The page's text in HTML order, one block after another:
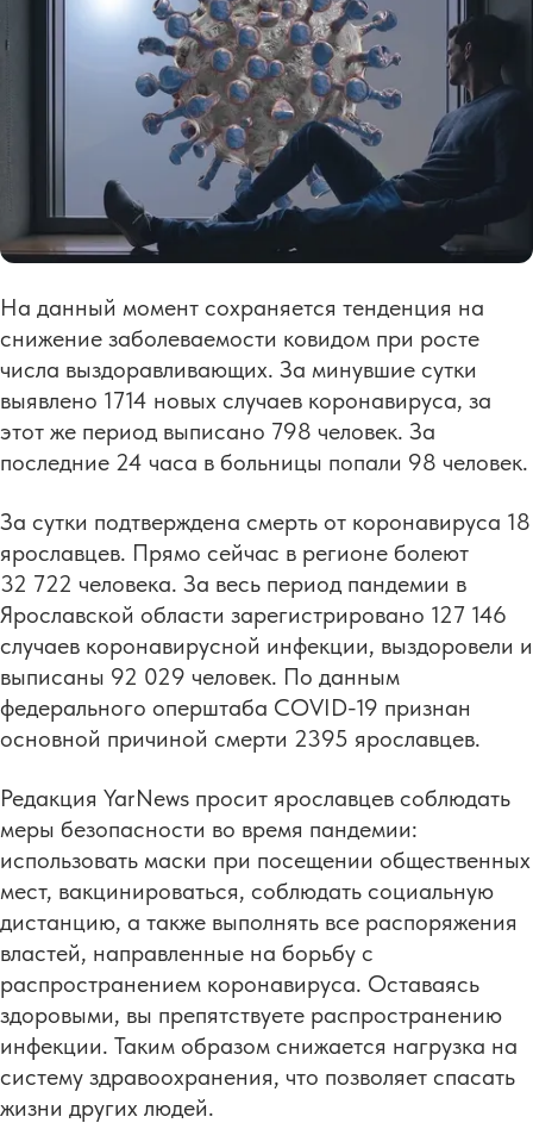
На данный момент сохраняется тенденция на
снижение заболеваемости ковидом при росте
числа выздоравливающих. За минувшие сутки
выявлено 1714 новых случаев коронавируса, за
этот же период выписано 798 человек. За
последние 24 часа в больницы попали 98 человек.
За сутки подтверждена смерть от коронавируса 18
ярославцев. Прямо сейчас в регионе болеют
32 722 человека. За весь период пандемии в
Ярославской области зарегистрировано 127 146
случаев коронавирусной инфекции, выздоровели и
выписаны 92 029 человек. По данным
федерального оперштаба COVID-19 признан
основной причиной смерти 2395 ярославцев.
Редакция YarNews просит ярославцев соблюдать
меры безопасности во время пандемии:
использовать маски при посещении общественных
мест, вакцинироваться, соблюдать социальную
дистанцию, а также выполнять все распоряжения
властей, направленные на борьбу с
распространением коронавируса. Оставаясь
здоровыми, вы препятствуете распространению
инфекции. Таким образом снижается нагрузка на
систему здравоохранения, что позволяет спасать
жизни других людей.